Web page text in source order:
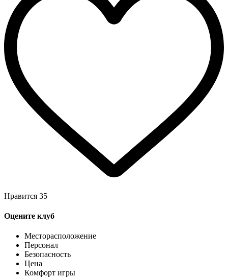
Нравится 35
Оцените клуб
Месторасположение
Персонал
Безопасность
Цена
Комфорт игры